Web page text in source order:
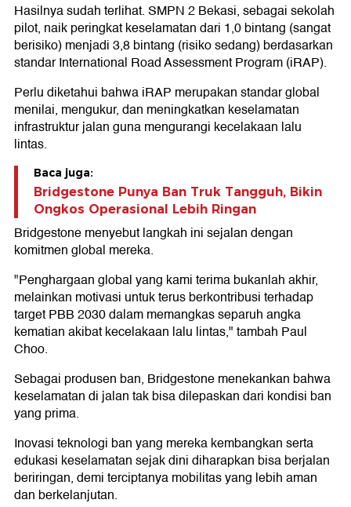
Hasilnya sudah terlihat. SMPN 2 Bekasi, sebagai sekolah
pilot, naik peringkat keselamatan dari 1,0 bintang (sangat
berisiko) menjadi 3,8 bintang (risiko sedang) berdasarkan
standar International Road Assessment Program (iRAP).
Perlu diketahui bahwa iRAP merupakan standar global
menilai, mengukur, dan meningkatkan keselamatan
infrastruktur jalan guna mengurangi kecelakaan lalu
lintas.
Baca juga:
Bridgestone Punya Ban Truk Tangguh, Bikin
Ongkos Operasional Lebih Ringan
Bridgestone menyebut langkah ini sejalan dengan
komitmen global mereka.
"Penghargaan global yang kami terima bukanlah akhir,
melainkan motivasi untuk terus berkontribusi terhadap
target PBB 2030 dalam memangkas separuh angka
kematian akibat kecelakaan lalu lintas," tambah Paul
Choo.
Sebagai produsen ban, Bridgestone menekankan bahwa
keselamatan di jalan tak bisa dilepaskan dari kondisi ban
yang prima.
Inovasi teknologi ban yang mereka kembangkan serta
edukasi keselamatan sejak dini diharapkan bisa berjalan
beriringan, demi terciptanya mobilitas yang lebih aman
dan berkelanjutan.